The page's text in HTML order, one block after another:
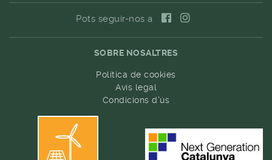
Pots seguir-nos a
SOBRE NOSALTRES
Política de cookies
Avís legal
Condicions d'ús